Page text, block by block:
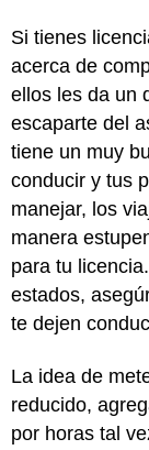
Si tienes
acerca de
ellos les da un
escaparte del
tiene un muy
conducir y tus
manejar, los
manera
para tu
estados,
te dejen
La idea de
reducido,
por horas tal